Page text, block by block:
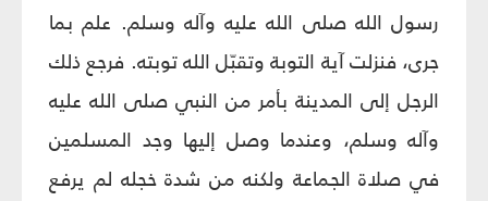
رسول الله صلى الله عليه وآله وسلم. علم بما
جرى، فنزلت آية التوبة وتقبّل الله توبته. فرجع ذلك
الرجل إلى المدينة بأمر من النبي صلى الله عليه
وآله وسلم، وعندما وصل إليها وجد المسلمين
في صلاة الجماعة ولكنه من شدة خجله لم يرفع